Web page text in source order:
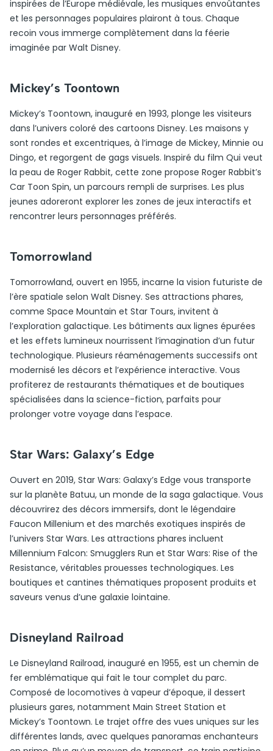
inspirées de l’Europe médiévale, les musiques envoûtantes
et les personnages populaires plairont à tous. Chaque
recoin vous immerge complètement dans la féerie
imaginée par Walt Disney.
Mickey’s Toontown
Mickey’s Toontown, inauguré en 1993, plonge les visiteurs
dans l’univers coloré des cartoons Disney. Les maisons y
sont rondes et excentriques, à l’image de Mickey, Minnie ou
Dingo, et regorgent de gags visuels. Inspiré du film Qui veut
la peau de Roger Rabbit, cette zone propose Roger Rabbit’s
Car Toon Spin, un parcours rempli de surprises. Les plus
jeunes adoreront explorer les zones de jeux interactifs et
rencontrer leurs personnages préférés.
Tomorrowland
Tomorrowland, ouvert en 1955, incarne la vision futuriste de
l’ère spatiale selon Walt Disney. Ses attractions phares,
comme Space Mountain et Star Tours, invitent à
l’exploration galactique. Les bâtiments aux lignes épurées
et les effets lumineux nourrissent l’imagination d’un futur
technologique. Plusieurs réaménagements successifs ont
modernisé les décors et l’expérience interactive. Vous
profiterez de restaurants thématiques et de boutiques
spécialisées dans la science-fiction, parfaits pour
prolonger votre voyage dans l’espace.
Star Wars: Galaxy’s Edge
Ouvert en 2019, Star Wars: Galaxy’s Edge vous transporte
sur la planète Batuu, un monde de la saga galactique. Vous
découvrirez des décors immersifs, dont le légendaire
Faucon Millenium et des marchés exotiques inspirés de
l’univers Star Wars. Les attractions phares incluent
Millennium Falcon: Smugglers Run et Star Wars: Rise of the
Resistance, véritables prouesses technologiques. Les
boutiques et cantines thématiques proposent produits et
saveurs venus d’une galaxie lointaine.
Disneyland Railroad
Le Disneyland Railroad, inauguré en 1955, est un chemin de
fer emblématique qui fait le tour complet du parc.
Composé de locomotives à vapeur d’époque, il dessert
plusieurs gares, notamment Main Street Station et
Mickey’s Toontown. Le trajet offre des vues uniques sur les
différentes lands, avec quelques panoramas enchanteurs